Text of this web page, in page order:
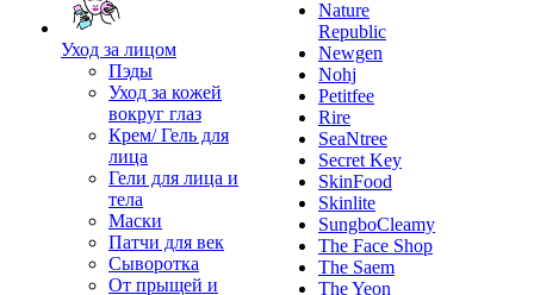
Уход за лицом
Пэды
Уход за кожей
вокруг глаз
Крем/ Гель для
лица
Гели для лица и
тела
Маски
Патчи для век
Сыворотка
От прыщей и
Nature
Republic
Newgen
Nohj
Petitfee
Rire
SeaNtree
Secret Key
SkinFood
Skinlite
SungboCleamy
The Face Shop
The Saem
The Yeon